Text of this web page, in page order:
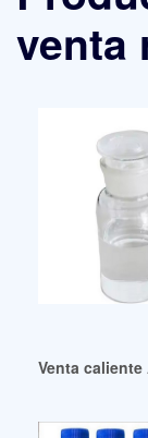
venta
Venta caliente